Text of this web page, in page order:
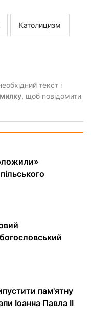
Католицизм
текст і
, щоб повідомити
пам'ятну
Іоанна Павла II